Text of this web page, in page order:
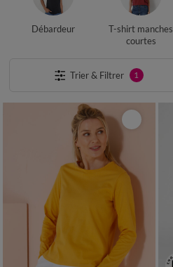
Débardeur
T-shirt manches
courtes
Trier & Filtrer 1